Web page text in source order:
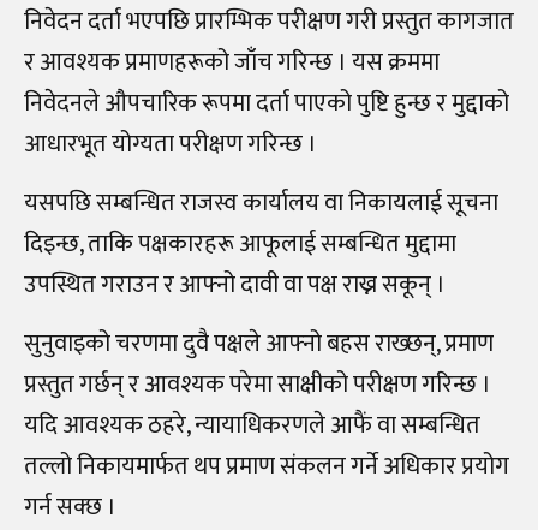
निवेदन दर्ता भएपछि प्रारम्भिक परीक्षण गरी प्रस्तुत कागजात
र आवश्यक प्रमाणहरूको जाँच गरिन्छ । यस क्रममा
निवेदनले औपचारिक रूपमा दर्ता पाएको पुष्टि हुन्छ र मुद्दाको
आधारभूत योग्यता परीक्षण गरिन्छ ।
यसपछि सम्बन्धित राजस्व कार्यालय वा निकायलाई सूचना
दिइन्छ, ताकि पक्षकारहरू आफूलाई सम्बन्धित मुद्दामा
उपस्थित गराउन र आफ्नो दावी वा पक्ष राख्न सकून् ।
सुनुवाइको चरणमा दुवै पक्षले आफ्नो बहस राख्छन्, प्रमाण
प्रस्तुत गर्छन् र आवश्यक परेमा साक्षीको परीक्षण गरिन्छ ।
यदि आवश्यक ठहरे, न्यायाधिकरणले आफैं वा सम्बन्धित
तल्लो निकायमार्फत थप प्रमाण संकलन गर्ने अधिकार प्रयोग
गर्न सक्छ ।